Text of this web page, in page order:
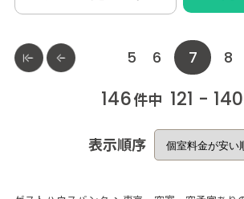
5 6 7 8
146件中 121 - 140
表示順序